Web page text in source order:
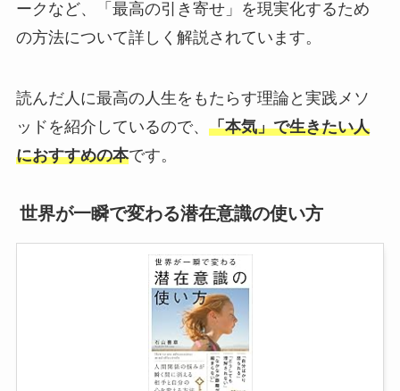
ークなど、「最高の引き寄せ」を現実化するため
の方法について詳しく解説されています。
読んだ人に最高の人生をもたらす理論と実践メソ
ッドを紹介しているので、 「本気」で生きたい人
におすすめの本です。
世界が一瞬で変わる潜在意識の使い方